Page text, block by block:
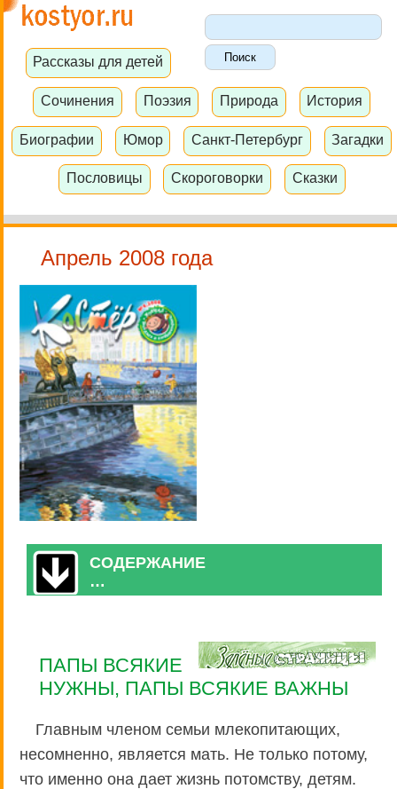
Рассказы для детей
Сочинения Поэзия Природа История
Биографии Юмор Санкт-Петербург Загадки
Пословицы Скороговорки Сказки
Апрель 2008 года
СОДЕРЖАНИЕ
…
ПАПЫ ВСЯКИЕ
НУЖНЫ, ПАПЫ ВСЯКИЕ ВАЖНЫ
Главным членом семьи млекопитающих,
несомненно, является мать. Не только потому,
что именно она дает жизнь потомству, детям.